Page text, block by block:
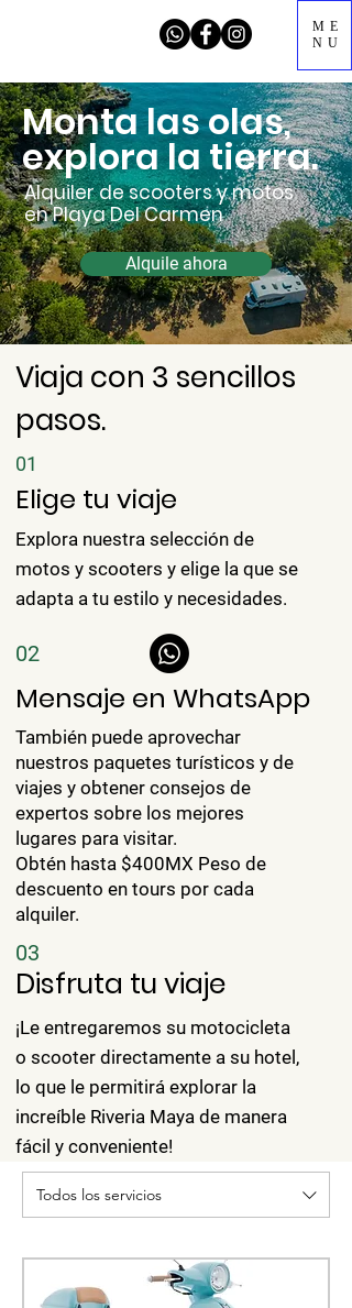
ME
NU
Monta las olas,
explora la tierra.
Alquiler de scooters y motos
en Playa Del Carmen
Alquile ahora
Viaja con 3 sencillos
pasos.
01
Elige tu viaje
Explora nuestra selección de
motos y scooters y elige la que se
adapta a tu estilo y necesidades.
02
Mensaje en WhatsApp
También puede aprovechar
nuestros paquetes turísticos y de
viajes y obtener consejos de
expertos sobre los mejores
lugares para visitar.
Obtén hasta $400MX Peso de
descuento en tours por cada
alquiler.
03
Disfruta tu viaje
¡Le entregaremos su motocicleta
o scooter directamente a su hotel,
lo que le permitirá explorar la
increíble Riveria Maya de manera
fácil y conveniente!
Todos los servicios